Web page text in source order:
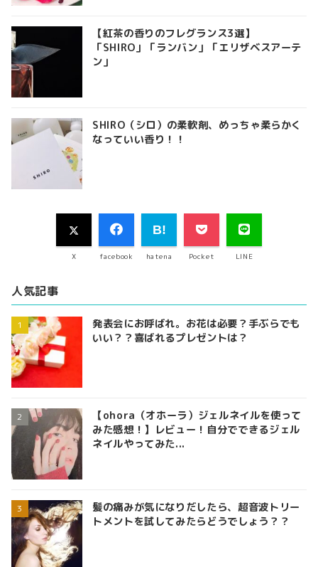
【紅茶の香りのフレグランス3選】
「SHIRO」「ランバン」「エリザベスアーテ
ン」
SHIRO（シロ）の柔軟剤、めっちゃ柔らかく
なっていい香り！！
X facebook hatena Pocket LINE
人気記事
発表会にお呼ばれ。お花は必要？手ぶらでも
いい？？喜ばれるプレゼントは？
【ohora（オホーラ）ジェルネイルを使って
みた感想！】レビュー！自分でできるジェル
ネイルやってみた...
髪の痛みが気になりだしたら、超音波トリー
トメントを試してみたらどうでしょう？？